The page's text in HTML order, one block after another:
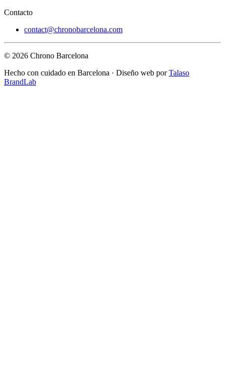
Contacto
contact@chronobarcelona.com
© 2026 Chrono Barcelona
Hecho con cuidado en Barcelona · Diseño web porTalaso
BrandLab